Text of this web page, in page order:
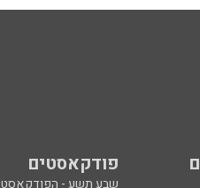
פודקאסטים
שבע תשע - הפודקאסט